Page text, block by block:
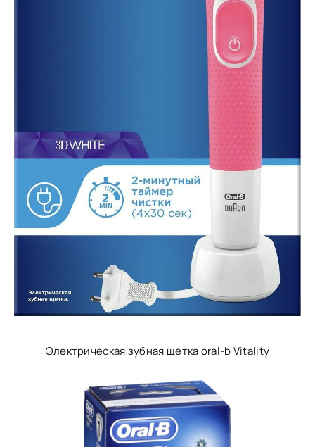
Электрическая зубная щетка oral-b Vitality